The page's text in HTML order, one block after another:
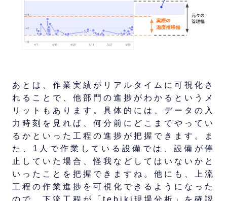
あとは、作業実績がリアルタイムに可視化さ
れることで、他部門の進捗がわかるというメ
リットもあります。具体的には、データの入
力時刻を見れば、何分前にどこまでやってい
るかといった工程の進捗が把握できます。ま
た、1人で作業している設備では、設備が停
止していた場合、怪我などしてはいないかと
いったことを把握できますね。他にも、上流
工程の作業進捗を可視化できるようになった